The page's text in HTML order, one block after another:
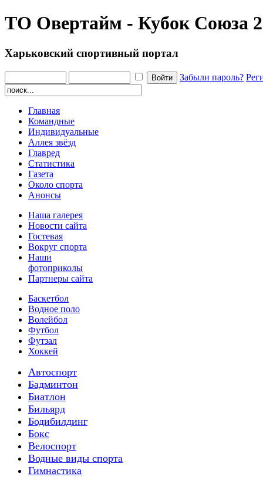
ТО Овертайм - Кубок Союза
Харьковский спортивный портал
Забыли пароль?
Главная
Командные
Индивидуальные
Аллея звёзд
Главред
Статистика
Газета
Около спорта
Анонсы
Наша галерея
Новости сайта
Гостевая
Вокруг спорта
Наши
фотоприколы
Партнеры сайта
Баскетбол
Водное поло
Волейбол
Футбол
Футзал
Хоккей
Автоспорт
Бадминтон
Биатлон
Бильярд
Бодибилдинг
Бокс
Велоспорт
Водные виды спорта
Гимнастика